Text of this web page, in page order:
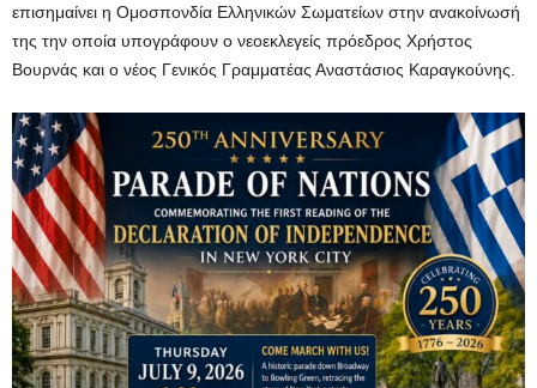
επισημαίνει η Ομοσπονδία Ελληνικών Σωματείων στην ανακοίνωσή
της την οποία υπογράφουν ο νεοεκλεγείς πρόεδρος Χρήστος
Βουρνάς και ο νέος Γενικός Γραμματέας Αναστάσιος Καραγκούνης.